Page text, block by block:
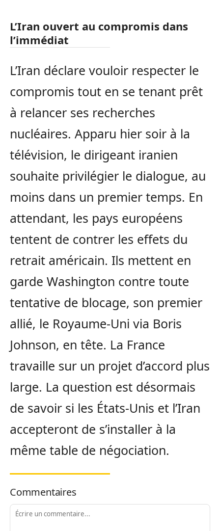
L’Iran ouvert au compromis dans
l’immédiat
L’Iran déclare vouloir respecter le
compromis tout en se tenant prêt
à relancer ses recherches
nucléaires. Apparu hier soir à la
télévision, le dirigeant iranien
souhaite privilégier le dialogue, au
moins dans un premier temps. En
attendant, les pays européens
tentent de contrer les effets du
retrait américain. Ils mettent en
garde Washington contre toute
tentative de blocage, son premier
allié, le Royaume-Uni via Boris
Johnson, en tête. La France
travaille sur un projet d’accord plus
large. La question est désormais
de savoir si les États-Unis et l’Iran
accepteront de s’installer à la
même table de négociation.
Commentaires